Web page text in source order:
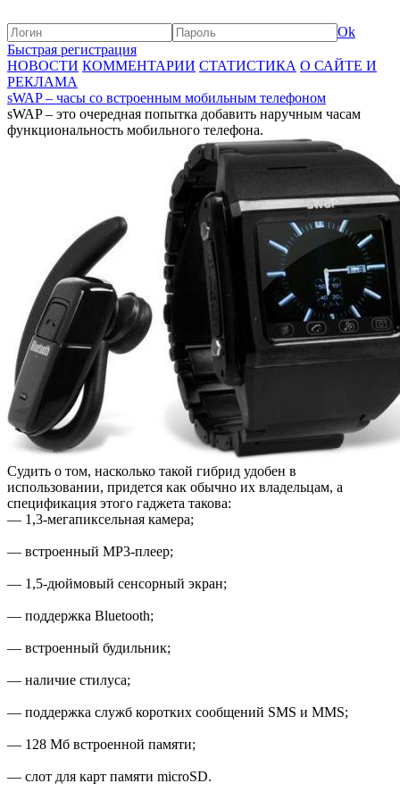
Ok
Быстрая регистрация
НОВОСТИ КОММЕНТАРИИ СТАТИСТИКА О САЙТЕ И
РЕКЛАМА
sWAP – часы со встроенным мобильным телефоном
sWAP – это очередная попытка добавить наручным часам
функциональность мобильного телефона.
Судить о том, насколько такой гибрид удобен в
использовании, придется как обычно их владельцам, а
спецификация этого гаджета такова:
— 1,3-мегапиксельная камера;
— встроенный MP3-плеер;
— 1,5-дюймовый сенсорный экран;
— поддержка Bluetooth;
— встроенный будильник;
— наличие стилуса;
— поддержка служб коротких сообщений SMS и MMS;
— 128 Мб встроенной памяти;
— слот для карт памяти microSD.